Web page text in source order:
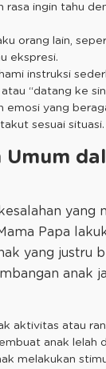
rasa ingin tahu
orang lain,
ekspresi.
instruksi
“datang ke
emosi yang
sesuai situasi.
Umum
yang
Papa
yang justru
anak
aktivitas atau
anak lelah
melakukan